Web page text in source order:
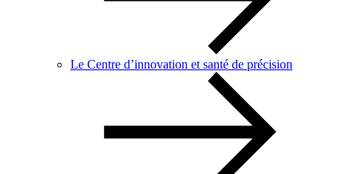
Le Centre d’innovation et santé de précision